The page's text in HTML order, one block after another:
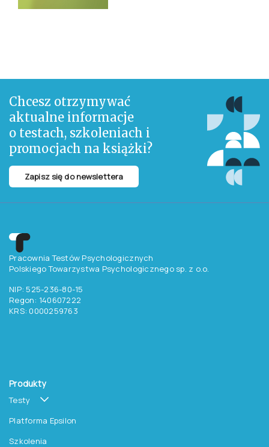
Chcesz otrzymywać
aktualne informacje
o testach, szkoleniach i
promocjach na książki?
Zapisz się do newslettera
Pracownia Testów Psychologicznych
Polskiego Towarzystwa Psychologicznego sp. z o.o.
NIP: 525-236-80-15
Regon: 140607222
KRS: 0000259763
Produkty
Testy
Platforma Epsilon
Szkolenia